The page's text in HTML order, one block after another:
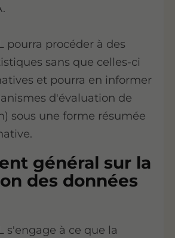
pourra procéder à des
sans que celles-ci
et pourra en informer
d'évaluation de
sous une forme résumée
général sur la
des données
s'engage à ce que la